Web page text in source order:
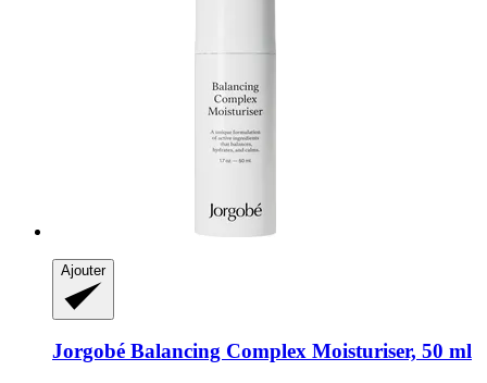
Ajouter
Jorgobé Balancing Complex Moisturiser, 50 ml